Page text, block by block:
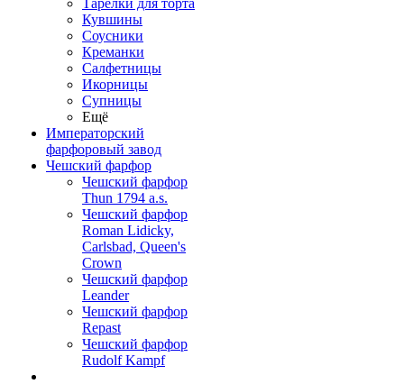
Тарелки для торта
Кувшины
Соусники
Креманки
Салфетницы
Икорницы
Супницы
Ещё
Императорский
фарфоровый завод
Чешский фарфор
Чешский фарфор
Thun 1794 a.s.
Чешский фарфор
Roman Lidicky,
Carlsbad, Queen's
Crown
Чешский фарфор
Leander
Чешский фарфор
Repast
Чешский фарфор
Rudolf Kampf